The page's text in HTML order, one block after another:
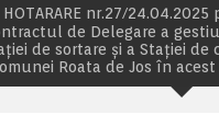
HOTARARE nr.27/
de Delegare a
de sortare și a Stației de
Roata de Jos în acest